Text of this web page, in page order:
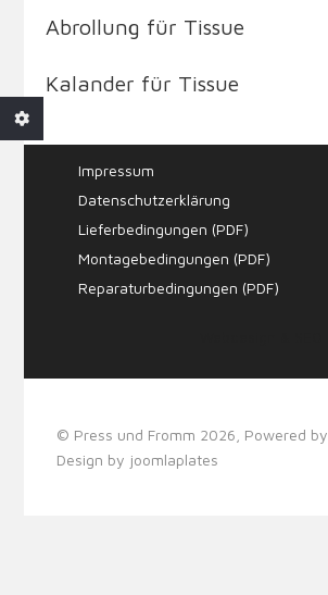
Abrollung für Tissue
Kalander für Tissue
Impressum
Datenschutzerklärung
Lieferbedingungen (PDF)
Montagebedingungen (PDF)
Reparaturbedingungen (PDF)
© Press und Fromm 2026, Powered by
Design by joomlaplates